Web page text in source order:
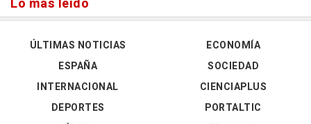
Lo más leído
ÚLTIMAS NOTICIAS
ESPAÑA
INTERNACIONAL
DEPORTES
ECONOMÍA
SOCIEDAD
CIENCIAPLUS
PORTALTIC